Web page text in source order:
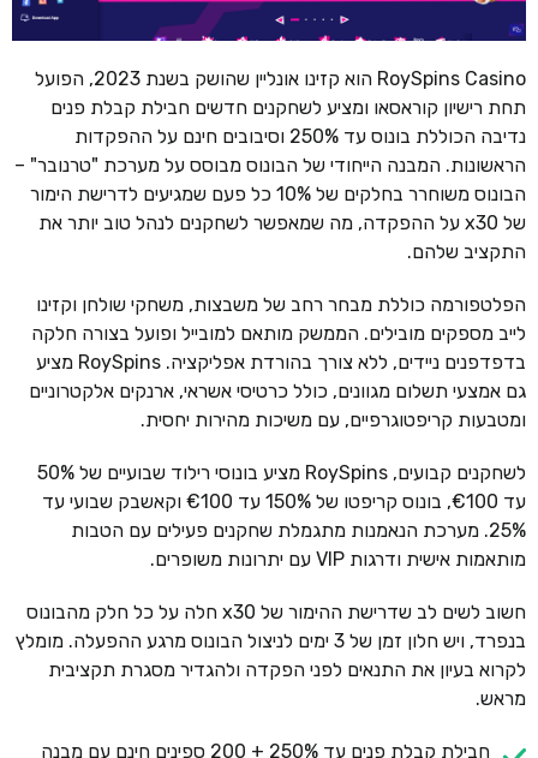
RoySpins Casino הוא קזינו אונליין שהושק בשנת 2023, הפועל
תחת רישיון קוראסאו ומציע לשחקנים חדשים חבילת קבלת פנים
נדיבה הכוללת בונוס עד 250% וסיבובים חינם על ההפקדות
הראשונות. המבנה הייחודי של הבונוס מבוסס על מערכת "טרנובר" –
הבונוס משוחרר בחלקים של 10% כל פעם שמגיעים לדרישת הימור
של x30 על ההפקדה, מה שמאפשר לשחקנים לנהל טוב יותר את
התקציב שלהם.
הפלטפורמה כוללת מבחר רחב של משבצות, משחקי שולחן וקזינו
לייב מספקים מובילים. הממשק מותאם למובייל ופועל בצורה חלקה
בדפדפנים ניידים, ללא צורך בהורדת אפליקציה. RoySpins מציע
גם אמצעי תשלום מגוונים, כולל כרטיסי אשראי, ארנקים אלקטרוניים
ומטבעות קריפטוגרפיים, עם משיכות מהירות יחסית.
לשחקנים קבועים, RoySpins מציע בונוסי רילוד שבועיים של 50%
עד €100, בונוס קריפטו של 150% עד €100 וקאשבק שבועי עד
25%. מערכת הנאמנות מתגמלת שחקנים פעילים עם הטבות
מותאמות אישית ודרגות VIP עם יתרונות משופרים.
חשוב לשים לב שדרישת ההימור של x30 חלה על כל חלק מהבונוס
בנפרד, ויש חלון זמן של 3 ימים לניצול הבונוס מרגע ההפעלה. מומלץ
לקרוא בעיון את התנאים לפני הפקדה ולהגדיר מסגרת תקציבית
מראש.
חבילת קבלת פנים עד 250% + 200 ספינים חינם עם מבנה